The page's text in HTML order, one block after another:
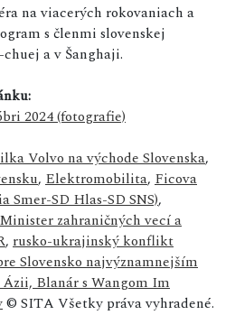
na viacerých rokovaniach a
s členmi slovenskej
a v Šanghaji.
2024 (fotografie)
Volvo na východe Slovenska,
, Elektromobilita, Ficova
Smer-SD Hlas-SD SNS),
Minister zahraničných vecí a
, rusko-ukrajinský konflikt
Slovensko najvýznamnejším
Blanár s Wangom Im
© SITA Všetky práva vyhradené.